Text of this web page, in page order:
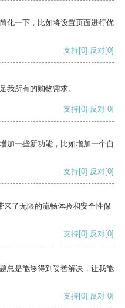
化一下，比如将设置页面进行优
支持[0] 反对[0]
我所有的购物需求。
支持[0] 反对[0]
加一些新功能，比如增加一个自
支持[0] 反对[0]
来了无限的流畅体验和安全性保
支持[0] 反对[0]
总是能够得到妥善解决，让我能
支持[0] 反对[0]